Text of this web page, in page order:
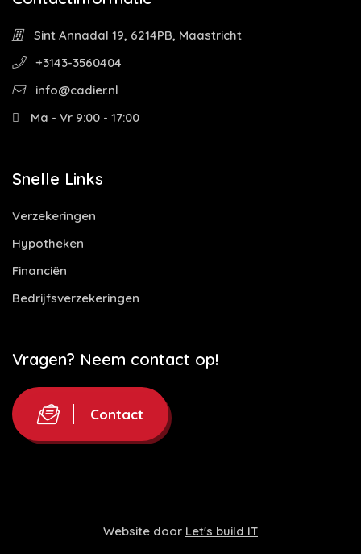
Sint Annadal 19, 6214PB, Maastricht
+3143-3560404
info@cadier.nl
Ma - Vr 9:00 - 17:00
Snelle Links
Verzekeringen
Hypotheken
Financiën
Bedrijfsverzekeringen
Vragen? Neem contact op!
Contact
Website door Let's build IT